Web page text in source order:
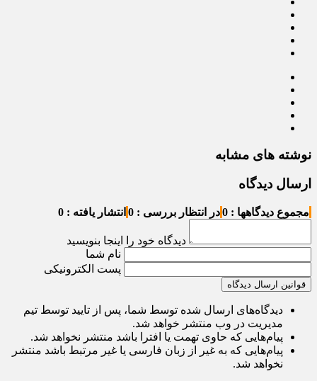
نوشته های مشابه
ارسال دیدگاه
مجموع دیدگاهها : 0 در انتظار بررسی : 0 انتشار یافته : 0
دیدگاه خود را اینجا بنویسید
نام شما
پست الکترونیکی
قوانین ارسال دیدگاه
دیدگاه‌های ارسال شده توسط شما، پس از تایید توسط تیم
مدیریت در وب منتشر خواهد شد.
پیام‌هایی که حاوی تهمت یا افترا باشد منتشر نخواهد شد.
پیام‌هایی که به غیر از زبان فارسی یا غیر مرتبط باشد منتشر
نخواهد شد.